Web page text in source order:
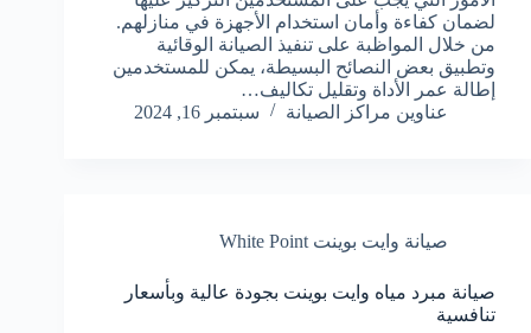
لضمان كفاءة وأمان استخدام الأجهزة في منازلهم.
من خلال المواظبة على تنفيذ الصيانة الوقائية
وتطبيق بعض النصائح البسيطة، يمكن للمستخدمين
إطالة عمر الأداة وتقليل تكاليف…
عناوين مراكز الصيانة
سبتمبر 16, 2024
صيانة وايت بوينت White Point
صيانة مبرد مياه وايت بوينت بجودة عالية وبأسعار
تنافسية